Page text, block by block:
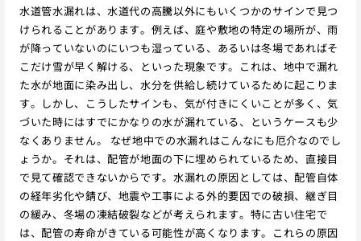
水道管水漏れは、水道代の高騰以外にもいくつかのサインで見つ
けられることがあります。例えば、庭や敷地の特定の場所が、雨
が降っていないのにいつも湿っている、あるいは冬場であればそ
こだけ雪が早く解ける、といった現象です。これは、地中で漏れ
た水が地面に染み出し、水分を供給し続けているために起こりま
す。しかし、こうしたサインも、気が付きにくいことが多く、気
づいた時にはすでにかなりの水が漏れている、というケースも少
なくありません。 なぜ地中での水漏れはこんなにも厄介なのでし
ょうか。それは、配管が地面の下に埋められているため、直接目
で見て確認できないからです。水漏れの原因としては、配管自体
の経年劣化や錆び、地震や工事による外的要因での破損、継ぎ目
の緩み、冬場の凍結破裂などが考えられます。特に古い住宅で
は、配管の寿命がきている可能性が高くなります。これらの原因